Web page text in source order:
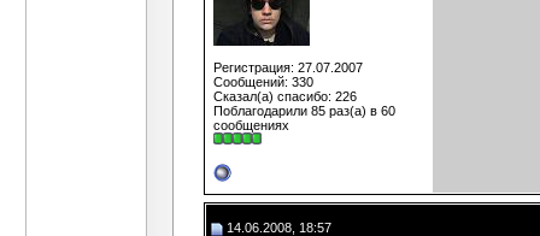
Регистрация: 27.07.2007
Сообщений: 330
Сказал(а) спасибо: 226
Поблагодарили 85 раз(а) в 60
сообщениях
14.06.2008, 18:57